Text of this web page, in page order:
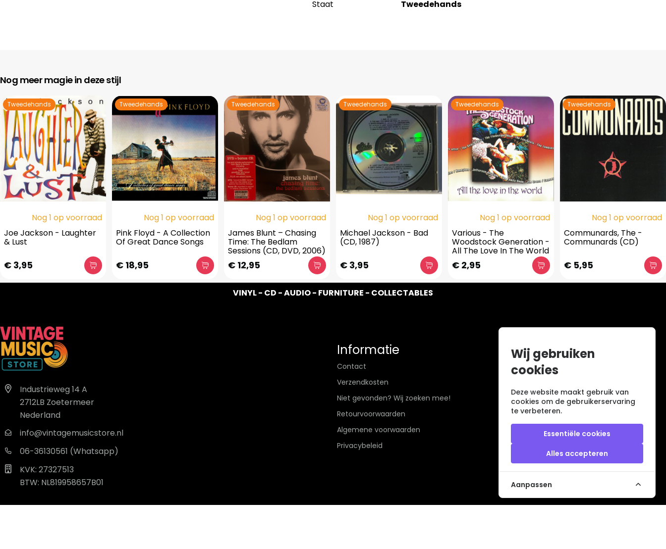
Staat
Tweedehands
Nog meer magie in deze stijl
Tweedehands
Nog 1 op voorraad
Joe Jackson - Laughter
& Lust
€ 3,95
Tweedehands
Nog 1 op voorraad
Pink Floyd - A Collection
Of Great Dance Songs
€ 18,95
Tweedehands
Nog 1 op voorraad
James Blunt – Chasing
Time: The Bedlam
Sessions (CD, DVD, 2006)
€ 12,95
Tweedehands
Nog 1 op voorraad
Michael Jackson - Bad
(CD, 1987)
€ 3,95
Tweedehands
Nog 1 op voorraad
Various - The
Woodstock Generation -
All The Love In The World
€ 2,95
Tweedehands
Nog 1 op voorraad
Communards, The -
Communards (CD)
€ 5,95
VINYL - CD - AUDIO - FURNITURE - COLLECTABLES
Industrieweg 14 A
2712LB Zoetermeer
Nederland
info@vintagemusicstore.nl
06-36130561 (Whatsapp)
KVK: 27327513
BTW: NL819958657B01
Informatie
Contact
Verzendkosten
Niet gevonden? Wij zoeken mee!
Retourvoorwaarden
Algemene voorwaarden
Privacybeleid
Wij gebruiken
cookies
Deze website maakt gebruik van
cookies om de gebruikerservaring
te verbeteren.
Essentiële cookies
Alles accepteren
Aanpassen